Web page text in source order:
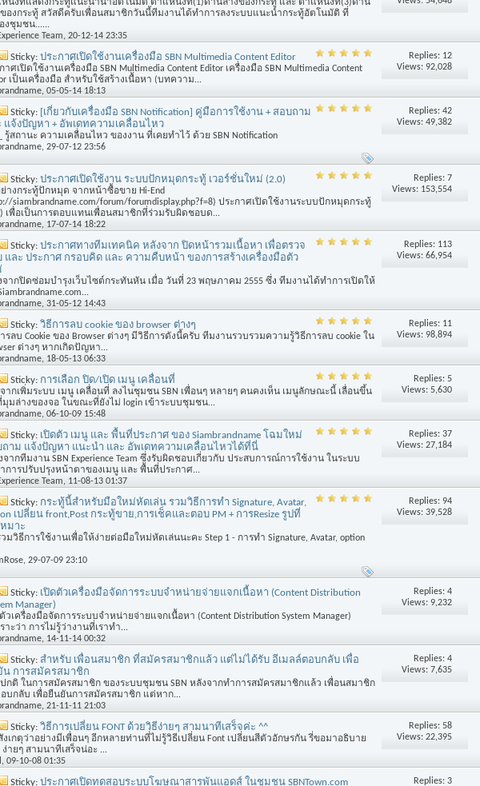
น่งที่แสดงกระทู้แนะนำนำอัตโนมัติ ตำแหน่งที่(1)ด้านล้างของกระทู้ และ ตำแหน่งที่(3)ด้าน
องกระทู้ สวัสดีครับเพื่อนสมาชิกวันนี้ทีมงานได้ทำการลงระบบแนะนำกระทู้อัตโนมัติ ที่
งชุมชน......
Team, 20-12-14 23:35
Sticky: ประกาศเปิดใช้งานเครื่องมือ SBN Multimedia Content Editor
าศเปิดใช้งานเครื่องมือ SBN Multimedia Content Editor เครื่องมือ SBN Multimedia Content
เป็นเครื่องมือ สำหรับใช้สร้างเนื้อหา (บทความ...
, 05-05-14 18:13
Replies: 12
Views: 92,028
Sticky: [เกี่ยวกับเครื่องมือ SBN Notification] คู่มือการใช้งาน + สอบถาม
แจ้งปัญหา + อัพเดทความเคลื่อนไหว
รู้สถานะ ความเคลื่อนไหว ของงาน ที่เคยทำไว้ ด้วย SBN Notification
, 29-07-12 23:56
Replies: 42
Views: 49,382
Sticky: ประกาศเปิดใช้งาน ระบบปักหมุดกระทู้ เวอร์ชั่นใหม่ (2.0)
างกระทู้ปักหมุด จากหน้าซื้อขาย Hi-End
siambrandname.com/forum/forumdisplay.php?f=8) ประกาศเปิดใช้งานระบบปักหมุดกระทู้
เพื่อเป็นการตอบแทนเพื่อนสมาชิกที่ร่วมรับผิดชอบด...
, 17-07-14 18:22
Replies: 7
Views: 153,554
Sticky: ประกาศทางทีมเทคนิค หลังจาก ปิดหน้ารวมเนื้อหา เพื่อตรวจ
และ ประกาศ กรอบคิด และ ความคืบหน้า ของการสร้างเครื่องมือตัว
ากปิดซ่อมบำรุงเว็บไซต์กระทันหัน เมื่อ วันที่ 23 พฤษภาคม 2555 ซึ่ง ทีมงานได้ทำการเปิดให้
, 31-05-12 14:43
Replies: 113
Views: 66,954
Sticky: วิธีการลบ cookie ของ browser ต่างๆ
รลบ Cookie ของ Browser ต่างๆ มีวิธีการดังนี้ครับ ทีมงานรวบรวมความรู้วิธีการลบ cookie ใน
ต่างๆ หากเกิดปัญหา...
, 18-05-13 06:33
Replies: 11
Views: 98,894
Sticky: การเลือก ปิด/เปิด เมนู เคลื่อนที่
ากเพิ่มระบบ เมนู เคลื่อนที่ ลงไนชุมชน SBN เพื่อนๆ หลายๆ คนคงเห็น เมนูลักษณะนี้ เลื่อนขึ้น
มุมล่างของจอ ในขณะที่ยังไม่ login เข้าระบบชุมชน...
, 06-10-09 15:48
Replies: 5
Views: 5,630
Sticky: เปิดตัว เมนู และ พื้นที่ประกาศ ของ Siambrandname โฉมใหม่
ถาม แจ้งปัญหา แนะนำ และ อัพเดทความเคลื่อนไหวได้ที่นี่
จากทีมงาน SBN Experience Team ซึ่งรับผิดชอบเกี่ยวกับ ประสบการณ์การใช้งาน ในระบบ
การปรับปรุงหน้าตาของเมนู และ พื้นที่ประกาศ...
Team, 11-08-13 01:37
Replies: 37
Views: 27,184
Sticky: กระทู้นี้สำหรับมือใหม่หัดเล่น รวมวิธีการทำ Signature, Avatar,
เปลี่ยน front,Post กระทู้ขาย,การเช็คและตอบ PM + การResize รูปที่
มาะ
วิธีการใช้งานเพื่อให้ง่ายต่อมือใหม่หัดเล่นนะคะ Step 1 - การทำ Signature, Avatar, option
, 29-07-09 23:10
Replies: 94
Views: 39,528
Sticky: เปิดตัวเครื่องมือจัดการระบบจำหน่ายจ่ายแจกเนื้อหา (Content Distribution
Manager)
วเครื่องมือจัดการระบบจำหน่ายจ่ายแจกเนื้อหา (Content Distribution System Manager)
าะว่า การไม่รู้ว่างานที่เราทำ...
, 14-11-14 00:32
Replies: 4
Views: 9,232
Sticky: สำหรับ เพื่อนสมาชิก ที่สมัครสมาชิกแล้ว แต่ไม่ได้รับ อีเมลล์ตอบกลับ เพื่อ
น การสมัครสมาชิก
ปกติ ในการสมัครสมาชิก ของระบบชุมชน SBN หลังจากทำการสมัครสมาชิกแล้ว เพื่อนสมาชิก
อบกลับ เพื่อยืนยันการสมัครสมาชิก แต่หาก...
, 21-11-11 21:03
Replies: 4
Views: 7,635
Sticky: วิธีการเปลี่ยน FONT ด้วยวิธีง่ายๆ สามนาทีเสร็จค่ะ ^^
งเกตุว่าอย่างมีเพื่อนๆ อีกหลายท่านที่ไม่รู้วิธีเปลี่ยน Font เปลี่ยนสีตัวอักษรกัน รี่ขอมาอธิบาย
ง่ายๆ สามนาทีเสร็จน่อะ ...
, 09-10-08 01:35
Replies: 58
Views: 22,395
Sticky: ประกาศเปิดทดสอบระบบโฆษณาสารพันแอดส์ ในชุมชน SBNTown.com Replies: 3